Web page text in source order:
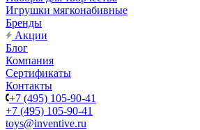
Игрушки мягконабивные
Бренды
Акции
Блог
Компания
Сертификаты
Контакты
+7 (495) 105-90-41
+7 (495) 105-90-41
toys@inventive.ru